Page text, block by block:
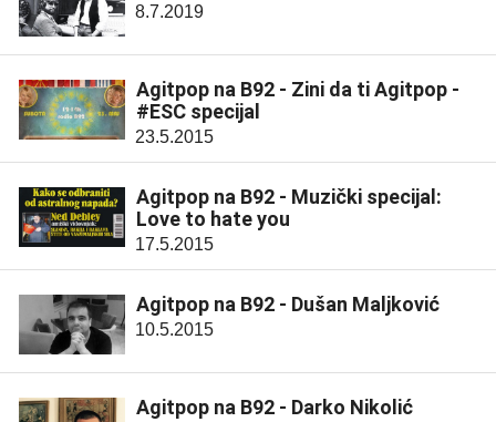
8.7.2019
Agitpop na B92 - Zini da ti Agitpop -
#ESC specijal
23.5.2015
Agitpop na B92 - Muzički specijal:
Love to hate you
17.5.2015
Agitpop na B92 - Dušan Maljković
10.5.2015
Agitpop na B92 - Darko Nikolić